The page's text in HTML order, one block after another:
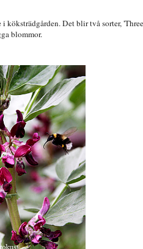
köksträdgården. Det blir två sorter,
blommor.